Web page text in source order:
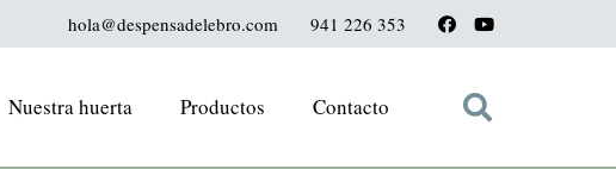
hola@despensadelebro.com 941 226 353
Nuestra huerta Productos Contacto